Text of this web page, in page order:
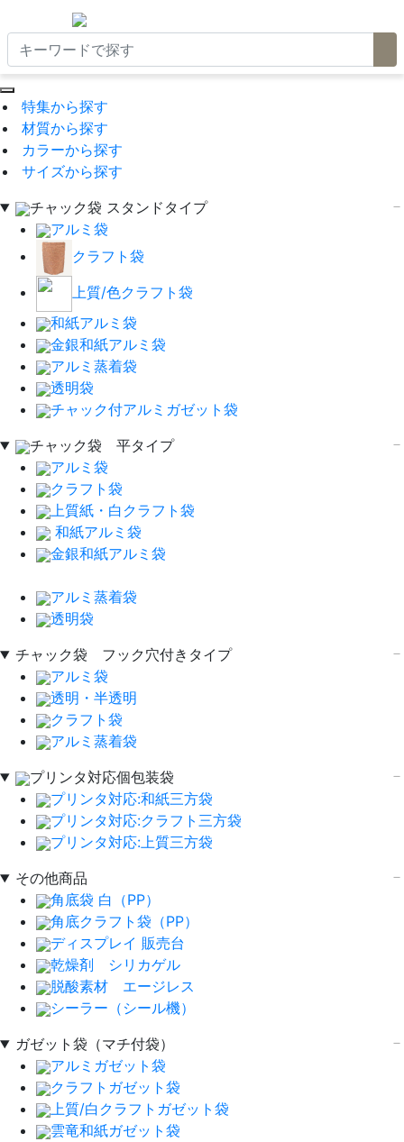
特集から探す
材質から探す
カラーから探す
サイズから探す
チャック袋 スタンドタイプ
アルミ袋
クラフト袋
上質/色クラフト袋
和紙アルミ袋
金銀和紙アルミ袋
アルミ蒸着袋
透明袋
チャック付アルミガゼット袋
チャック袋 平タイプ
アルミ袋
クラフト袋
上質紙・白クラフト袋
和紙アルミ袋
金銀和紙アルミ袋
アルミ蒸着袋
透明袋
チャック袋 フック穴付きタイプ
アルミ袋
透明・半透明
クラフト袋
アルミ蒸着袋
プリンタ対応個包装袋
プリンタ対応:和紙三方袋
プリンタ対応:クラフト三方袋
プリンタ対応:上質三方袋
その他商品
角底袋 白（PP）
角底クラフト袋（PP）
ディスプレイ 販売台
乾燥剤 シリカゲル
脱酸素材 エージレス
シーラー（シール機）
ガゼット袋（マチ付袋）
アルミガゼット袋
クラフトガゼット袋
上質/白クラフトガゼット袋
雲竜和紙ガゼット袋